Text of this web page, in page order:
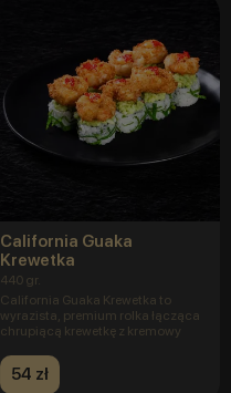
California Guaka
Krewetka
440 gr.
California Guaka Krewetka to
wyrazista, premium rolka łącząca
chrupiącą krewetkę z kremowy
54 zł